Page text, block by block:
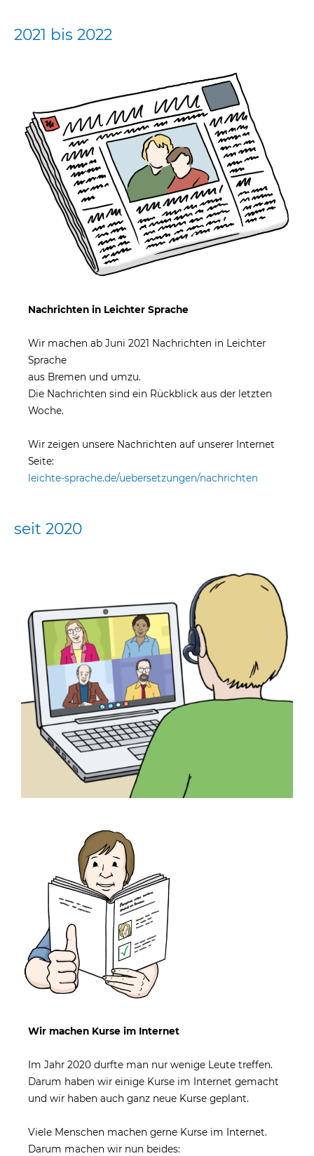
2021 bis 2022
Nachrichten in Leichter Sprache
Wir machen ab Juni 2021 Nachrichten in Leichter
Sprache
aus Bremen und umzu.
Die Nachrichten sind ein Rückblick aus der letzten
Woche.
Wir zeigen unsere Nachrichten auf unserer Internet
Seite:
leichte-sprache.de/uebersetzungen/nachrichten
seit 2020
Wir machen Kurse im Internet
Im Jahr 2020 durfte man nur wenige Leute treffen.
Darum haben wir einige Kurse im Internet gemacht
und wir haben auch ganz neue Kurse geplant.
Viele Menschen machen gerne Kurse im Internet.
Darum machen wir nun beides: